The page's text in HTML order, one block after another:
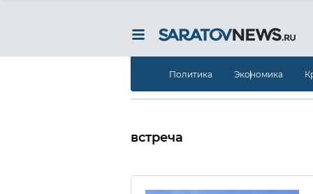
Политика Экономика
встреча